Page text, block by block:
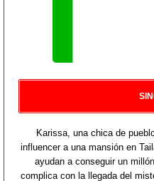
Karissa, una chica de
influencer a una mansión en
ayudan a conseguir un
complica con la llegada del